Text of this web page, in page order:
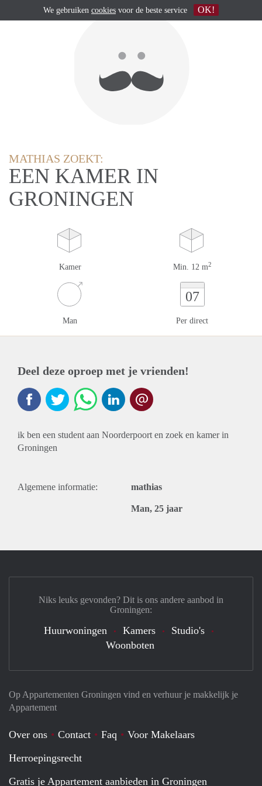
MATHIAS ZOEKT:
EEN KAMER IN
GRONINGEN
Kamer Min. 12 m2
Man
07
Per direct
Deel deze oproep met je vrienden!
ik ben een student aan Noorderpoort en zoek en kamer in
Groningen
Algemene informatie: mathias
Man, 25 jaar
Op Appartementen Groningen vind en verhuur je makkelijk je
Appartement
Over ons Contact Faq
Voor Makelaars
Herroepingsrecht
Gratis je Appartement aanbieden in Groningen
Niks leuks gevonden? Dit is ons andere aanbod in
Groningen:
Huurwoningen Kamers
Studio's
Woonboten
We gebruiken cookies voor de beste service OK!